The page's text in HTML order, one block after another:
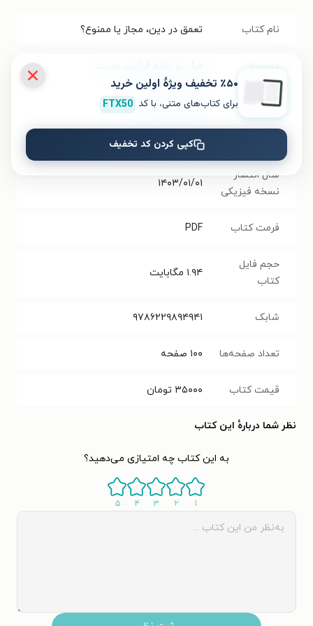
نام کتاب تعمق در دین، مجاز یا ممنوع؟
نویسنده علی موحدیان عطار
انتشارات درود
سال انتشار
نسخه فیزیکی
۱۴۰۳/۰۱/۰۱
فرمت کتاب PDF
حجم فایل
کتاب
۱.۹۴ مگابایت
شابک ۹۷۸۶۲۲۹۸۹۴۹۴۱
تعداد صفحه‌ها ۱۰۰ صفحه
قیمت کتاب ۳۵۰۰۰ تومان
نظر شما دربارهٔ این کتاب
به این کتاب چه امتیازی می‌دهید؟
۱ ۲ ۳ ۴ ۵
٪۵۰ تخفیف ویژۀ اولین خرید
برای کتاب‌های متنی، با کد FTX50
کپی کردن کد تخفیف